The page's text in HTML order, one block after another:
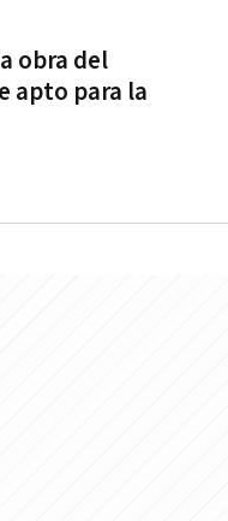
obra del
apto para la